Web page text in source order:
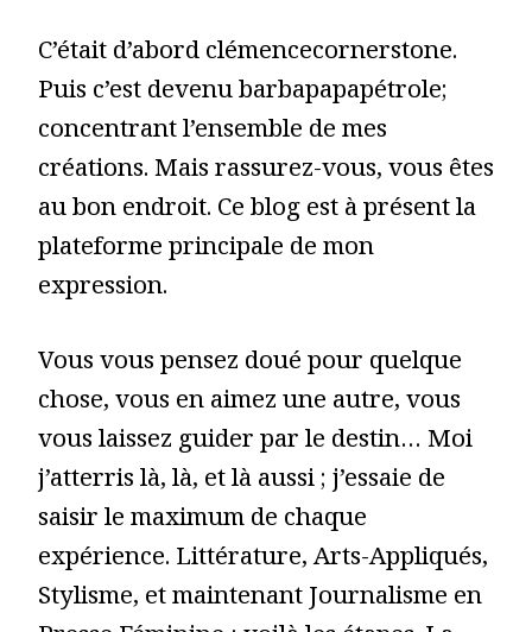
C’était d’abord clémencecornerstone.
Puis c’est devenu barbapapapétrole;
concentrant l’ensemble de mes
créations. Mais rassurez-vous, vous êtes
au bon endroit. Ce blog est à présent la
plateforme principale de mon
expression.
Vous vous pensez doué pour quelque
chose, vous en aimez une autre, vous
vous laissez guider par le destin… Moi
j’atterris là, là, et là aussi ; j’essaie de
saisir le maximum de chaque
expérience. Littérature, Arts-Appliqués,
Stylisme, et maintenant Journalisme en